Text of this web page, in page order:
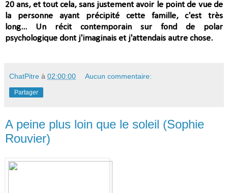
20 ans, et tout cela, sans justement avoir le point de vue de
la personne ayant précipité cette famille, c'est très
long... Un récit contemporain sur fond de polar
psychologique dont j'imaginais et j'attendais autre chose.
ChatPitre à 02:00:00 Aucun commentaire:
Partager
A peine plus loin que le soleil (Sophie
Rouvier)